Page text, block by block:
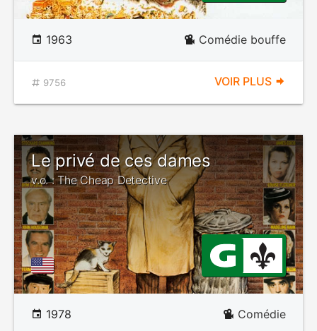
1963 Comédie bouffe
9756 VOIR PLUS
Le privé de ces dames
v.o. : The Cheap Detective
1978 Comédie